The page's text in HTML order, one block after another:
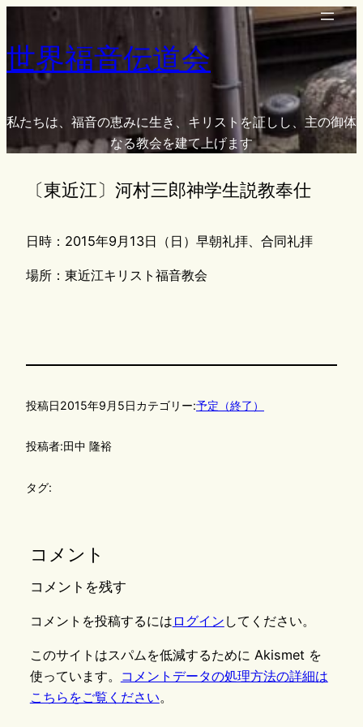
を
ッ
世界福音伝道会
私たちは、福音の恵みに生き、キリストを証しし、主の御体
なる教会を建て上げます
〔東近江〕河村三郎神学生説教奉仕
日時：2015年9月13日（日）早朝礼拝、合同礼拝
場所：東近江キリスト福音教会
投稿日2015年9月5日カテゴリー:予定（終了）
投稿者:田中 隆裕
タグ:
コメント
コメントを残す
コメントを投稿するには ログイン してください。
このサイトはスパムを低減するために Akismet を
使っています。
コメントデータの処理方法の詳細は
こちらをご覧ください。